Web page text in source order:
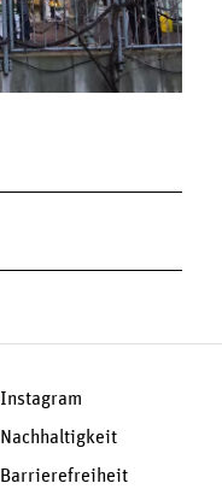
Instagram
Nachhaltigkeit
Barrierefreiheit